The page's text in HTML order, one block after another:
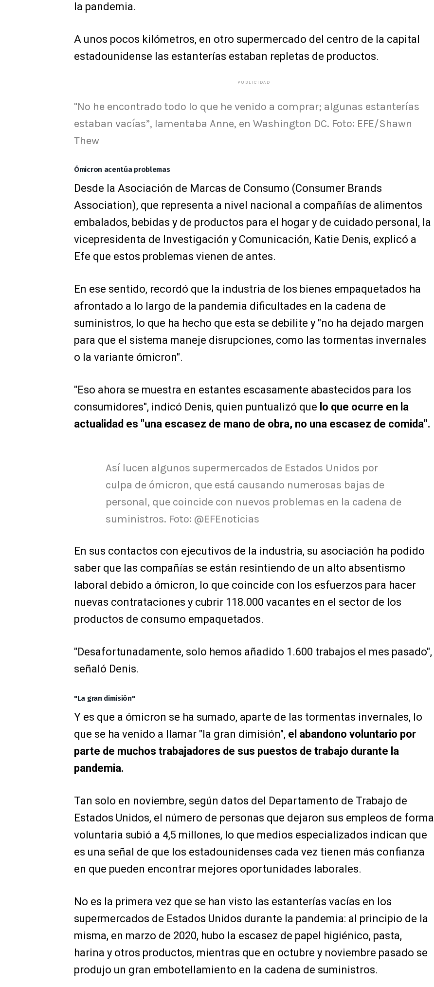
la pandemia.
A unos pocos kilómetros, en otro supermercado del centro de la capital
estadounidense las estanterías estaban repletas de productos.
PUBLICIDAD
"No he encontrado todo lo que he venido a comprar; algunas estanterías
estaban vacías”, lamentaba Anne, en Washington DC. Foto: EFE/Shawn
Thew
Ómicron acentúa problemas
Desde la Asociación de Marcas de Consumo (Consumer Brands
Association), que representa a nivel nacional a compañías de alimentos
embalados, bebidas y de productos para el hogar y de cuidado personal, la
vicepresidenta de Investigación y Comunicación, Katie Denis, explicó a
Efe que estos problemas vienen de antes.
En ese sentido, recordó que la industria de los bienes empaquetados ha
afrontado a lo largo de la pandemia dificultades en la cadena de
suministros, lo que ha hecho que esta se debilite y "no ha dejado margen
para que el sistema maneje disrupciones, como las tormentas invernales
o la variante ómicron".
"Eso ahora se muestra en estantes escasamente abastecidos para los
consumidores", indicó Denis, quien puntualizó que lo que ocurre en la
actualidad es "una escasez de mano de obra, no una escasez de comida".
Así lucen algunos supermercados de Estados Unidos por
culpa de ómicron, que está causando numerosas bajas de
personal, que coincide con nuevos problemas en la cadena de
suministros. Foto: @EFEnoticias
En sus contactos con ejecutivos de la industria, su asociación ha podido
saber que las compañías se están resintiendo de un alto absentismo
laboral debido a ómicron, lo que coincide con los esfuerzos para hacer
nuevas contrataciones y cubrir 118.000 vacantes en el sector de los
productos de consumo empaquetados.
"Desafortunadamente, solo hemos añadido 1.600 trabajos el mes pasado",
señaló Denis.
"La gran dimisión"
Y es que a ómicron se ha sumado, aparte de las tormentas invernales, lo
que se ha venido a llamar "la gran dimisión", el abandono voluntario por
parte de muchos trabajadores de sus puestos de trabajo durante la
pandemia.
Tan solo en noviembre, según datos del Departamento de Trabajo de
Estados Unidos, el número de personas que dejaron sus empleos de forma
voluntaria subió a 4,5 millones, lo que medios especializados indican que
es una señal de que los estadounidenses cada vez tienen más confianza
en que pueden encontrar mejores oportunidades laborales.
No es la primera vez que se han visto las estanterías vacías en los
supermercados de Estados Unidos durante la pandemia: al principio de la
misma, en marzo de 2020, hubo la escasez de papel higiénico, pasta,
harina y otros productos, mientras que en octubre y noviembre pasado se
produjo un gran embotellamiento en la cadena de suministros.